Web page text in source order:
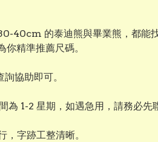
的泰迪熊與畢業熊，都能
精準推薦尺碼。
協助即可。
1-2 星期，如遇急用，請務必先
字跡工整清晰。